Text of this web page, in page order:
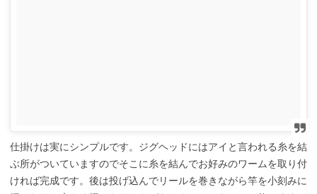
仕掛けは実にシンプルです。ジグヘッドにはアイと言われる糸を結
ぶ所がついていますのでそこに糸を結んでお好みのワームを取り付
ければ完成です。後は投げ込んでリールを巻きながら竿を小刻みに